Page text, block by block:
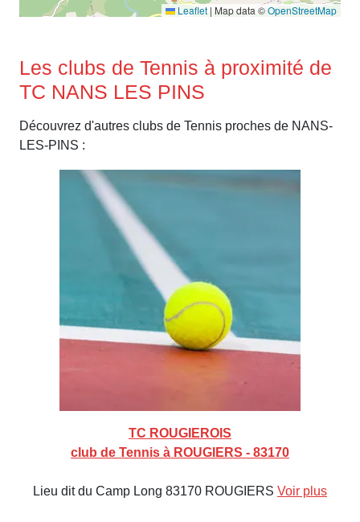
Leaflet | Map data ©OpenStreetMap
Les clubs de Tennis à proximité de
TC NANS LES PINS
Découvrez d'autres clubs de Tennis proches de NANS-
LES-PINS :
TC ROUGIEROIS
club de Tennis à ROUGIERS - 83170
Lieu dit du Camp Long 83170 ROUGIERS Voir plus